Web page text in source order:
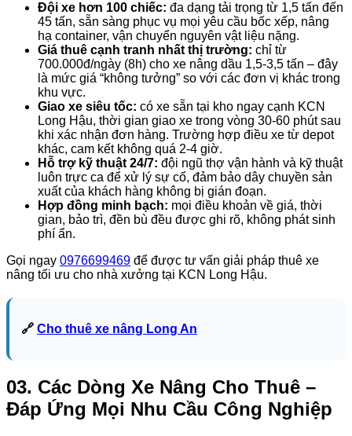
Đội xe hơn 100 chiếc: đa dạng tải trọng từ 1,5 tấn đến
45 tấn, sẵn sàng phục vụ mọi yêu cầu bốc xếp, nâng
hạ container, vận chuyển nguyên vật liệu nặng.
Giá thuê cạnh tranh nhất thị trường: chỉ từ
700.000đ/ngày (8h) cho xe nâng dầu 1,5-3,5 tấn – đây
là mức giá “không tưởng” so với các đơn vị khác trong
khu vực.
Giao xe siêu tốc: có xe sẵn tại kho ngay cạnh KCN
Long Hậu, thời gian giao xe trong vòng 30-60 phút sau
khi xác nhận đơn hàng. Trường hợp điều xe từ depot
khác, cam kết không quá 2-4 giờ.
Hỗ trợ kỹ thuật 24/7: đội ngũ thợ vận hành và kỹ thuật
luôn trực ca để xử lý sự cố, đảm bảo dây chuyền sản
xuất của khách hàng không bị gián đoạn.
Hợp đồng minh bạch: mọi điều khoản về giá, thời
gian, bảo trì, đền bù đều được ghi rõ, không phát sinh
phí ẩn.
Gọi ngay 0976699469 để được tư vấn giải pháp thuê xe
nâng tối ưu cho nhà xưởng tại KCN Long Hậu.
🔗 Cho thuê xe nâng Long An
03. Các Dòng Xe Nâng Cho Thuê –
Đáp Ứng Mọi Nhu Cầu Công Nghiệp